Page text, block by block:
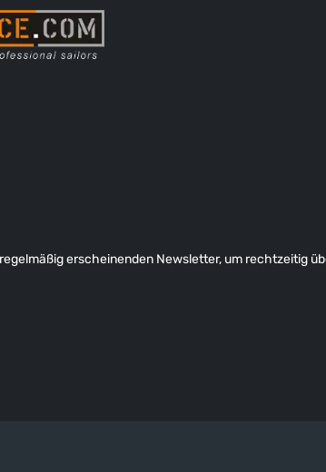
erscheinenden Newsletter, um rechtzeitig